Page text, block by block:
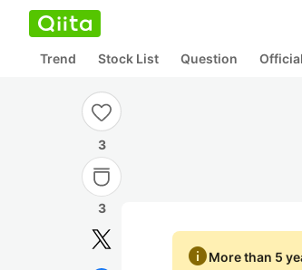
Trend Stock List Question
3
3
infoMore than 5